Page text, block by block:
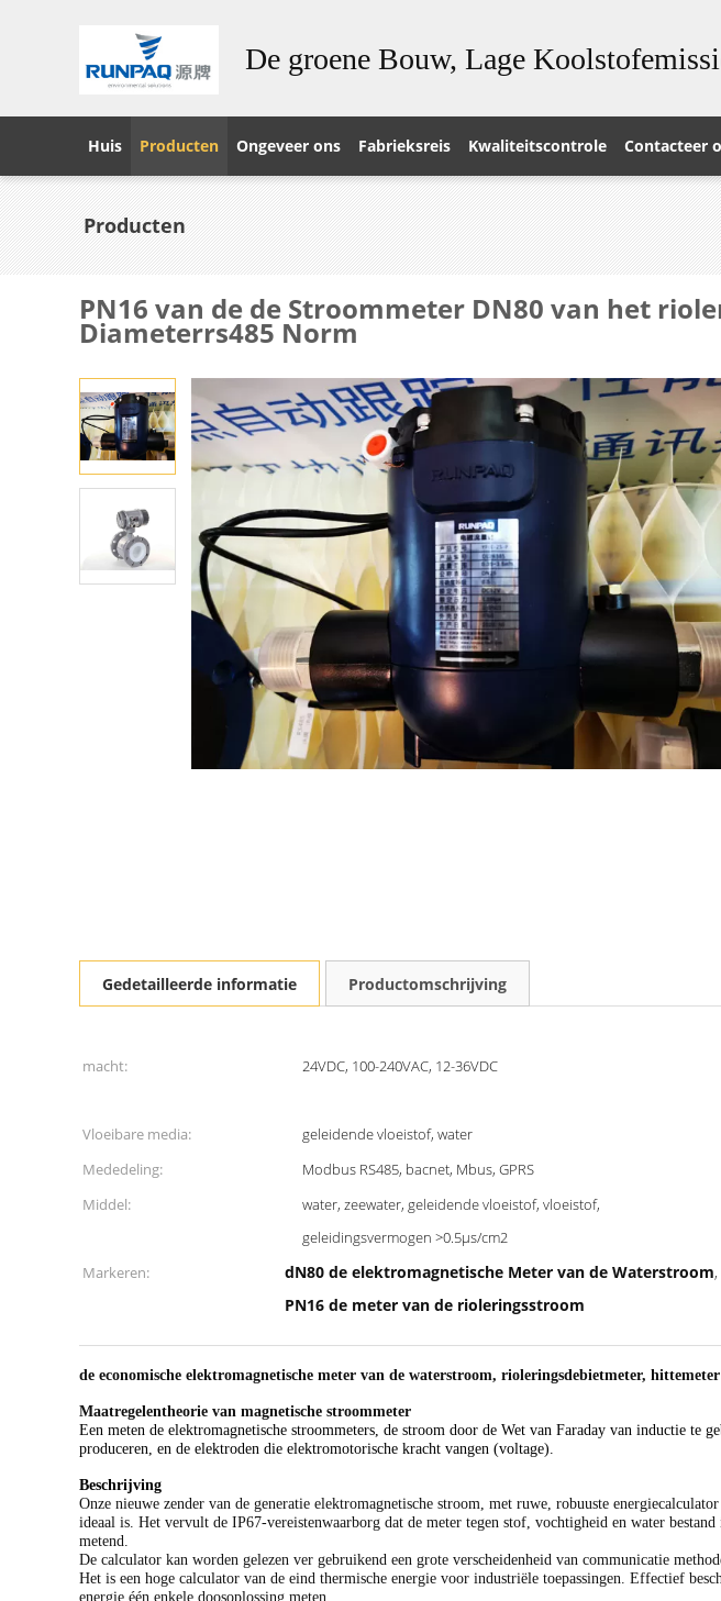
De groene Bouw, Lage
Huis Producten Ongeveer ons Fabrieksreis Kwaliteitscontrole Contacteer
Producten
PN16 van de de Stroommeter DN80 van het
Diameterrs485 Norm
Gedetailleerde informatie Productomschrijving
macht: 24VDC, 100-240VAC, 12-36VDC
Vloeibare media:
geleidende vloeistof, water
Mededeling:
Modbus RS485, bacnet, Mbus, GPRS
Middel:
water, zeewater, geleidende vloeistof, vloeistof,
geleidingsvermogen >0.5μs/cm2
Markeren: dN80 de elektromagnetische Meter van de Waterstroom,
PN16 de meter van de rioleringsstroom
de economische elektromagnetische meter van de waterstroom, rioleringsdebietmeter,
Maatregelentheorie van magnetische stroommeter
Een meten de elektromagnetische stroommeters, de stroom door de Wet van Faraday van inductie te
produceren, en de elektroden die elektromotorische kracht vangen (voltage).
Beschrijving
Onze nieuwe zender van de generatie elektromagnetische stroom, met ruwe, robuuste
ideaal is. Het vervult de IP67-vereistenwaarborg dat de meter tegen stof, vochtigheid en water
metend.
De calculator kan worden gelezen ver gebruikend een grote verscheidenheid van communicatie
Het is een hoge calculator van de eind thermische energie voor industriële toepassingen. Effectief
energie één enkele doosoplossing meten.